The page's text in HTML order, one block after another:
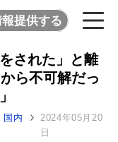
提供する
された」と離
ら不可解だっ
国内
2024年05月20
日